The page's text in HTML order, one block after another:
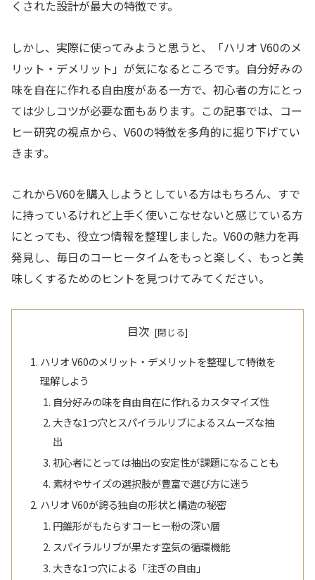
くされた設計が最大の特徴です。
しかし、実際に使ってみようと思うと、「ハリオ V60のメ
リット・デメリット」が気になるところです。自分好みの
味を自在に作れる自由度がある一方で、初心者の方にとっ
ては少しコツが必要な面もあります。この記事では、コー
ヒー研究の視点から、V60の特徴を多角的に掘り下げてい
きます。
これからV60を購入しようとしている方はもちろん、すで
に持っているけれど上手く使いこなせないと感じている方
にとっても、役立つ情報を整理しました。V60の魅力を再
発見し、毎日のコーヒータイムをもっと楽しく、もっと美
味しくするためのヒントを見つけてみてください。
目次
ハリオ V60のメリット・デメリットを整理して特徴を
理解しよう
自分好みの味を自由自在に作れるカスタマイズ性
大きな1つ穴とスパイラルリブによるスムーズな抽
出
初心者にとっては抽出の安定性が課題になることも
素材やサイズの選択肢が豊富で選び方に迷う
ハリオ V60が誇る独自の形状と構造の秘密
円錐形がもたらすコーヒー粉の深い層
スパイラルリブが果たす空気の循環機能
大きな1つ穴による「注ぎの自由」